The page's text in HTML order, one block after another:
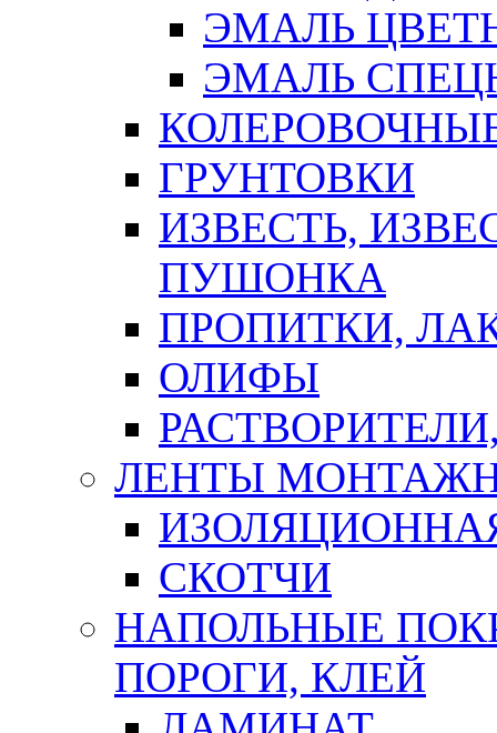
ЭМАЛЬ
ЭМАЛЬ
ГРУНТОВКИ
ИЗВЕСТЬ,
ПУШОНКА
ПРОПИТКИ,
ОЛИФЫ
ЛЕНТЫ
СКОТЧИ
НАПОЛЬНЫЕ
ПОРОГИ, КЛЕЙ